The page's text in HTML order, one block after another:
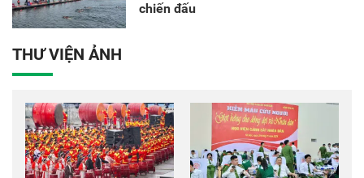
chiến đấu
THƯ VIỆN ẢNH